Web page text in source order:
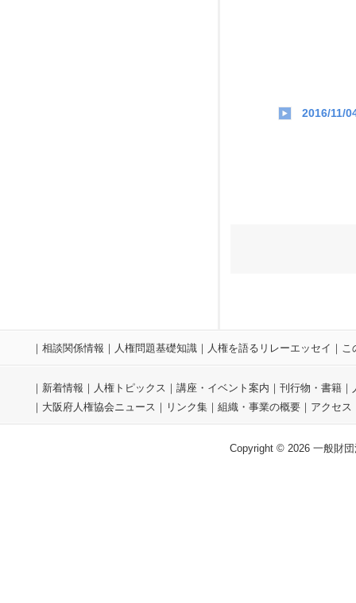
2016/11/
｜ 相談関係情報 ｜ 人権問題基礎知識 ｜ 人権を語るリレーエッセイ ｜ こ
｜ 新着情報 ｜ 人権トピックス ｜ 講座・イベント案内 ｜ 刊行物・書籍 ｜
｜ 大阪府人権協会ニュース ｜ リンク集 ｜ 組織・事業の概要 ｜ アクセス
Copyright © 2026 一般財